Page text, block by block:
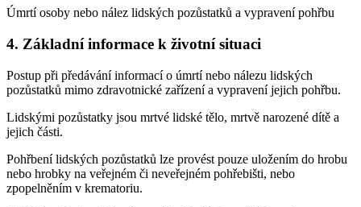
Úmrtí osoby nebo nález lidských pozůstatků a vypravení pohřbu
4. Základní informace k životní situaci
Postup při předávání informací o úmrtí nebo nálezu lidských
pozůstatků mimo zdravotnické zařízení a vypravení jejich pohřbu.
Lidskými pozůstatky jsou mrtvé lidské tělo, mrtvě narozené dítě a
jejich části.
Pohřbení lidských pozůstatků lze provést pouze uložením do hrobu
nebo hrobky na veřejném či neveřejném pohřebišti, nebo
zpopelněním v krematoriu.